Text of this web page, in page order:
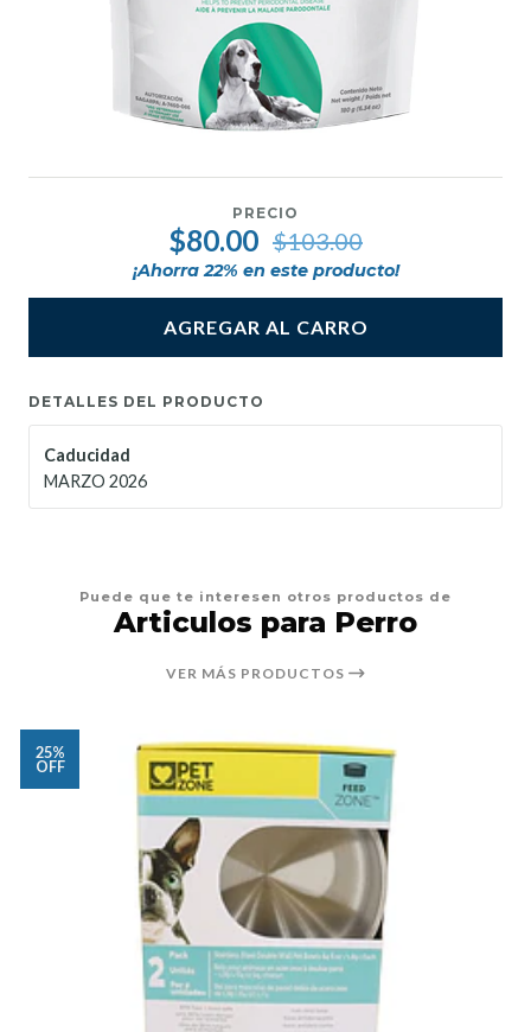
PRECIO
$80.00 $103.00
¡Ahorra 22% en este producto!
AGREGAR AL CARRO
DETALLES DEL PRODUCTO
Caducidad
MARZO 2026
Puede que te interesen otros productos de
Articulos para Perro
VER MÁS PRODUCTOS
25%
OFF